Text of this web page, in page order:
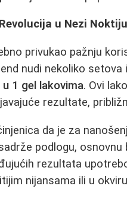
u Nezi Noktiju
privukao pažnju
nudi nekoliko
u 1 gel lakovima. Ovi
rezultate,
da je za
podlogu,
rezultata
nijansama ili u